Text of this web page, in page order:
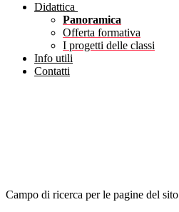
Didattica
Panoramica
Offerta formativa
I progetti delle classi
Info utili
Contatti
Campo di ricerca per le pagine del sito